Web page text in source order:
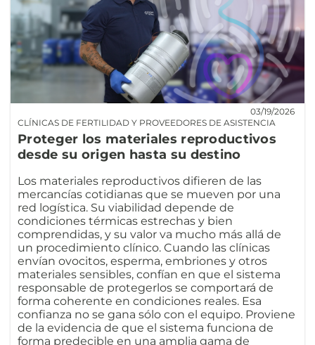
CLÍNICAS DE FERTILIDAD Y PROVEEDORES DE ASISTENCIA
03/19/2026
Proteger los materiales reproductivos
desde su origen hasta su destino
Los materiales reproductivos difieren de las
mercancías cotidianas que se mueven por una
red logística. Su viabilidad depende de
condiciones térmicas estrechas y bien
comprendidas, y su valor va mucho más allá de
un procedimiento clínico. Cuando las clínicas
envían ovocitos, esperma, embriones y otros
materiales sensibles, confían en que el sistema
responsable de protegerlos se comportará de
forma coherente en condiciones reales. Esa
confianza no se gana sólo con el equipo. Proviene
de la evidencia de que el sistema funciona de
forma predecible en una amplia gama de